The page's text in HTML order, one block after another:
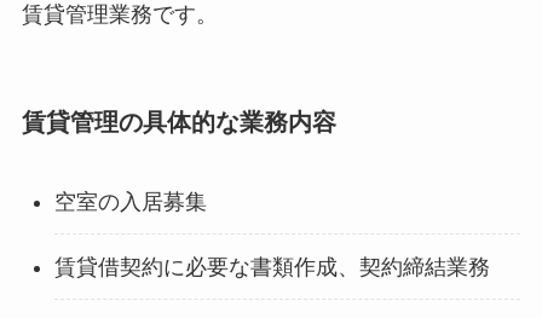
賃貸管理業務です。
賃貸管理の具体的な業務内容
空室の入居募集
賃貸借契約に必要な書類作成、契約締結業務